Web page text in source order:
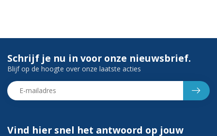
Vind hier snel het antwoord op jouw
Schrijf je nu in voor onze nieuwsbrief.
Blijf op de hoogte over onze laatste acties